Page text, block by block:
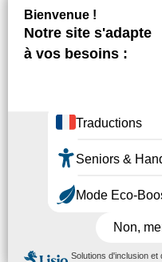
Actualités
Mentions légales